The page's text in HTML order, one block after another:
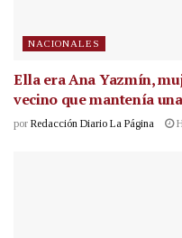
NACIONALES
Ella era Ana Yazmín,
vecino que mantenía
por Redacción Diario La Página